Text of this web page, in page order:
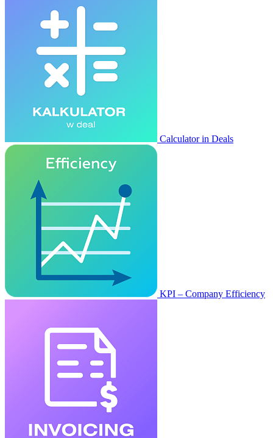
Calculator in Deals
KPI – Company Efficiency